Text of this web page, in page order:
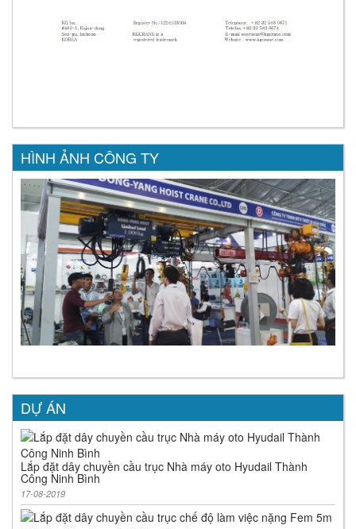
HÌNH ẢNH CÔNG TY
DỰ ÁN
Lắp đặt dây chuyền cầu trục Nhà máy oto Hyudail Thành
Công Ninh Bình
17-08-2019